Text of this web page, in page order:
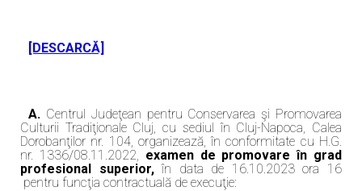
[DESCARCĂ]
A. Centrul Judeţean pentru Conservarea şi Promovarea
Culturii Tradiţionale Cluj, cu sediul în Cluj-Napoca, Calea
Dorobanţilor nr. 104, organizează, în conformitate cu H.G.
nr. 1336/08.11.2022, examen de promovare în grad
profesional superior,în data de 16.10.2023 ora 16
pentru funcţia contractuală de execuţie: